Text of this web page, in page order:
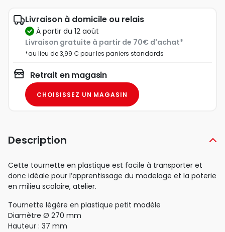
Livraison à domicile ou relais
à partir du 12 août
Livraison gratuite à partir de 70€ d'achat*
*au lieu de 3,99 € pour les paniers standards
Retrait en magasin
CHOISISSEZ UN MAGASIN
Description
Cette tournette en plastique est facile à transporter et
donc idéale pour l’apprentissage du modelage et la poterie
en milieu scolaire, atelier.
Tournette légère en plastique petit modèle
Diamètre Ø 270 mm
Hauteur : 37 mm